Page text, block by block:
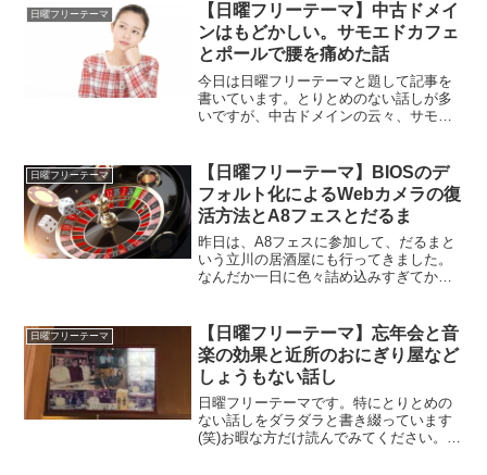
日曜フリーテーマ
【日曜フリーテーマ】中古ドメイ
ンはもどかしい。サモエドカフェ
とポールで腰を痛めた話
今日は日曜フリーテーマと題して記事を
書いています。とりとめのない話しが多
いですが、中古ドメインの云々、サモエ
日曜フリーテーマ
【日曜フリーテーマ】BIOSのデ
フォルト化によるWebカメラの復
活方法とA8フェスとだるま
昨日は、A8フェスに参加して、だるまと
いう立川の居酒屋にも行ってきました。
なんだか一日に色々詰め込みすぎてかな
す。
日曜フリーテーマ
【日曜フリーテーマ】忘年会と音
楽の効果と近所のおにぎり屋など
しょうもない話し
日曜フリーテーマです。特にとりとめの
ない話しをダラダラと書き綴っています
(笑)お暇な方だけ読んでみてください。ざ